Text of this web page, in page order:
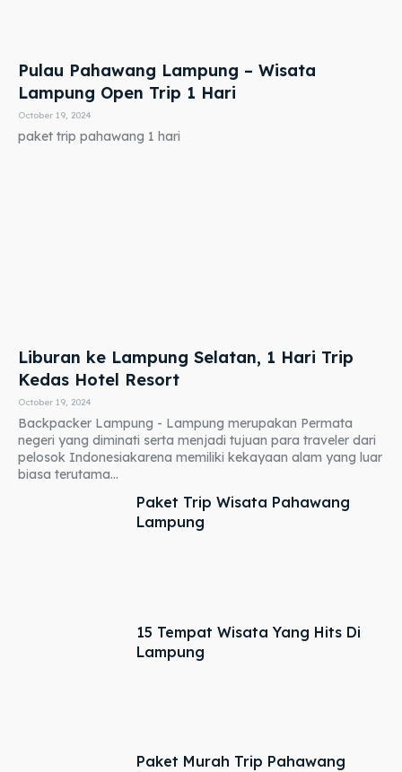
Pulau Pahawang Lampung – Wisata
Lampung Open Trip 1 Hari
October 19, 2024
paket trip pahawang 1 hari
Liburan ke Lampung Selatan, 1 Hari Trip
Kedas Hotel Resort
October 19, 2024
Backpacker Lampung - Lampung merupakan Permata
negeri yang diminati serta menjadi tujuan para traveler dari
pelosok Indonesiakarena memiliki kekayaan alam yang luar
biasa terutama...
Paket Trip Wisata Pahawang
Lampung
15 Tempat Wisata Yang Hits Di
Lampung
Paket Murah Trip Pahawang